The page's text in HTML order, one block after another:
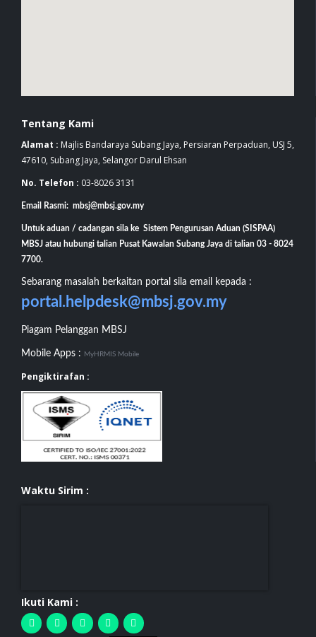
Tentang Kami
Alamat : Majlis Bandaraya Subang Jaya, Persiaran Perpaduan, USJ 5,
47610, Subang Jaya, Selangor Darul Ehsan
No. Telefon : 03-8026 3131
Email Rasmi: mbsj@mbsj.gov.my
Untuk aduan / cadangan sila ke Sistem Pengurusan Aduan (SISPAA)
MBSJ atau hubungi talian Pusat Kawalan Subang Jaya di talian 03 - 8024
7700.
Sebarang masalah berkaitan portal sila email kepada :
portal.helpdesk@mbsj.gov.my
Piagam Pelanggan MBSJ
Mobile Apps : MyHRMIS Mobile
Pengiktirafan :
Waktu Sirim :
Ikuti Kami :